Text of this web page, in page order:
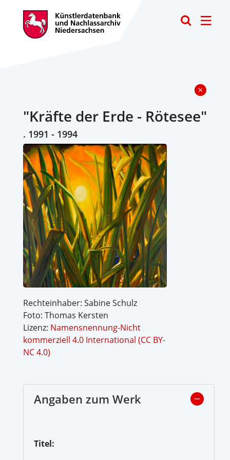
"Kräfte der Erde - Rötesee"
. 1991 - 1994
Rechteinhaber: Sabine Schulz
Foto: Thomas Kersten
Lizenz: Namensnennung-Nicht
kommerziell 4.0 International (CC BY-
NC 4.0)
Angaben zum Werk
Titel: